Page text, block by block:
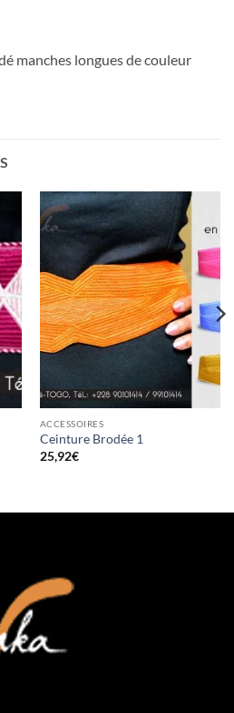
manches longues de couleur
ACCESSOIRES
Ceinture Brodée 1
25,92€